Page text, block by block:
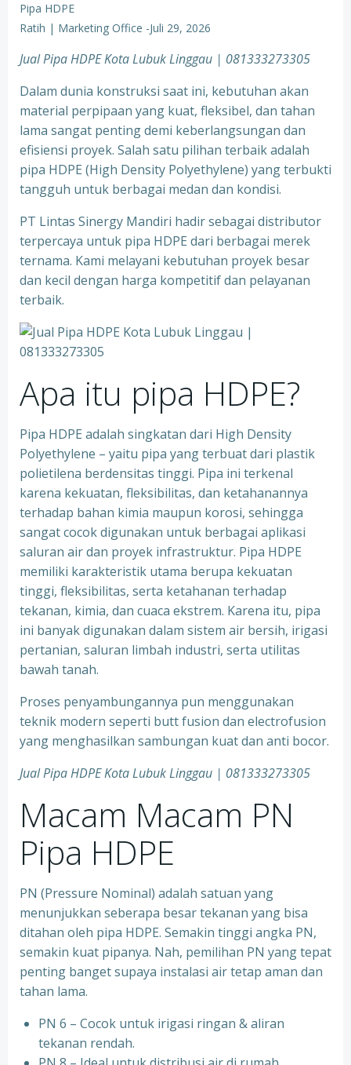
Pipa HDPE
Ratih | Marketing Office -Juli 29, 2026
Jual Pipa HDPE Kota Lubuk Linggau | 081333273305
Dalam dunia konstruksi saat ini, kebutuhan akan
material perpipaan yang kuat, fleksibel, dan tahan
lama sangat penting demi keberlangsungan dan
efisiensi proyek. Salah satu pilihan terbaik adalah
pipa HDPE (High Density Polyethylene) yang terbukti
tangguh untuk berbagai medan dan kondisi.
PT Lintas Sinergy Mandiri hadir sebagai distributor
terpercaya untuk pipa HDPE dari berbagai merek
ternama. Kami melayani kebutuhan proyek besar
dan kecil dengan harga kompetitif dan pelayanan
terbaik.
Apa itu pipa HDPE?
Pipa HDPE adalah singkatan dari High Density
Polyethylene – yaitu pipa yang terbuat dari plastik
polietilena berdensitas tinggi. Pipa ini terkenal
karena kekuatan, fleksibilitas, dan ketahanannya
terhadap bahan kimia maupun korosi, sehingga
sangat cocok digunakan untuk berbagai aplikasi
saluran air dan proyek infrastruktur. Pipa HDPE
memiliki karakteristik utama berupa kekuatan
tinggi, fleksibilitas, serta ketahanan terhadap
tekanan, kimia, dan cuaca ekstrem. Karena itu, pipa
ini banyak digunakan dalam sistem air bersih, irigasi
pertanian, saluran limbah industri, serta utilitas
bawah tanah.
Proses penyambungannya pun menggunakan
teknik modern seperti butt fusion dan electrofusion
yang menghasilkan sambungan kuat dan anti bocor.
Jual Pipa HDPE Kota Lubuk Linggau | 081333273305
Macam Macam PN
Pipa HDPE
PN (Pressure Nominal) adalah satuan yang
menunjukkan seberapa besar tekanan yang bisa
ditahan oleh pipa HDPE. Semakin tinggi angka PN,
semakin kuat pipanya. Nah, pemilihan PN yang tepat
penting banget supaya instalasi air tetap aman dan
tahan lama.
PN 6 – Cocok untuk irigasi ringan & aliran
tekanan rendah.